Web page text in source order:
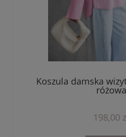
Koszula damska
różowa
198,00